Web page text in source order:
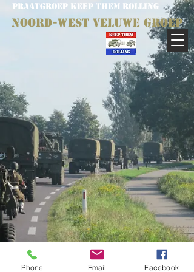
PRAATGROEP KEEP THEM ROLLING
Noord-West Veluwe groep
© 2021 - Webmaster Henri Ponsteen
Phone Email Facebook